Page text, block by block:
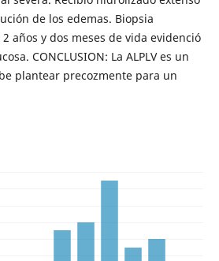
de los edemas. Biopsia
años y dos meses de vida evidenció
CONCLUSION: La ALPLV es un
plantear precozmente para un